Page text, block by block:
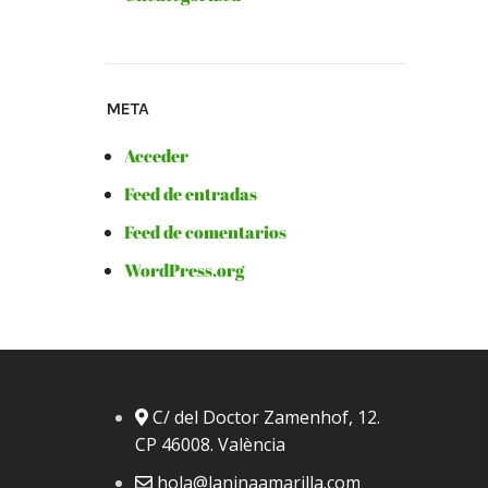
META
Acceder
Feed de entradas
Feed de comentarios
WordPress.org
C/ del Doctor Zamenhof, 12.
CP 46008. València
hola@laninaamarilla.com